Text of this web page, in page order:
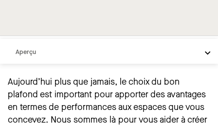
Aperçu
Inspiration
Produits par espace
Conditions communes
Aujourd’hui plus que jamais, le choix du bon
plafond est important pour apporter des avantages
en termes de performances aux espaces que vous
concevez. Nous sommes là pour vous aider à créer